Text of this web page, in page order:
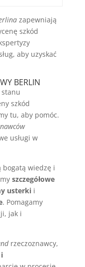
zapewniają
szkód
aby uzyskać
BERLIN
stanu
szkód
tu, aby pomóc.
usługi w
bogatą wiedzę i
szczegółowe
usterkii
. Pomagamy
jak i
rzeczoznawcy,